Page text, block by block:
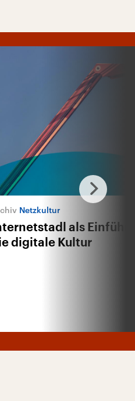
Netzkultur
als
digitale Kultur